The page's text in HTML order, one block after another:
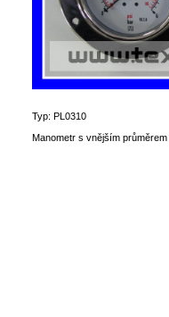
Typ: PL0310
Manometr s vnějším